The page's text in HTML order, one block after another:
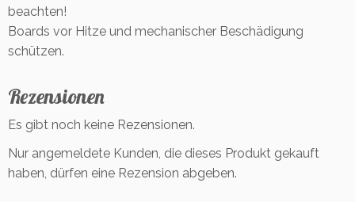
beachten!
Boards vor Hitze und mechanischer Beschädigung
schützen.
Rezensionen
Es gibt noch keine Rezensionen.
Nur angemeldete Kunden, die dieses Produkt gekauft
haben, dürfen eine Rezension abgeben.